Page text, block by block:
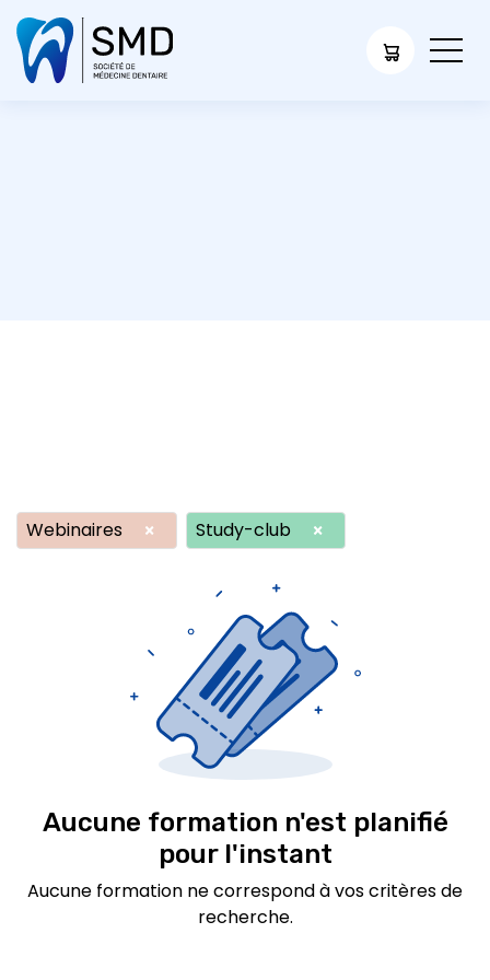
Webinaires × Study-club ×
Aucune formation n'est planifié
pour l'instant
Aucune formation ne correspond à vos critères de
recherche.